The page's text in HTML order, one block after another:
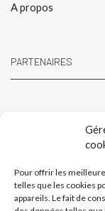
Pour offrir les
telles que les cookies
appareils. Le fait de
A propos
PARTENAIRES